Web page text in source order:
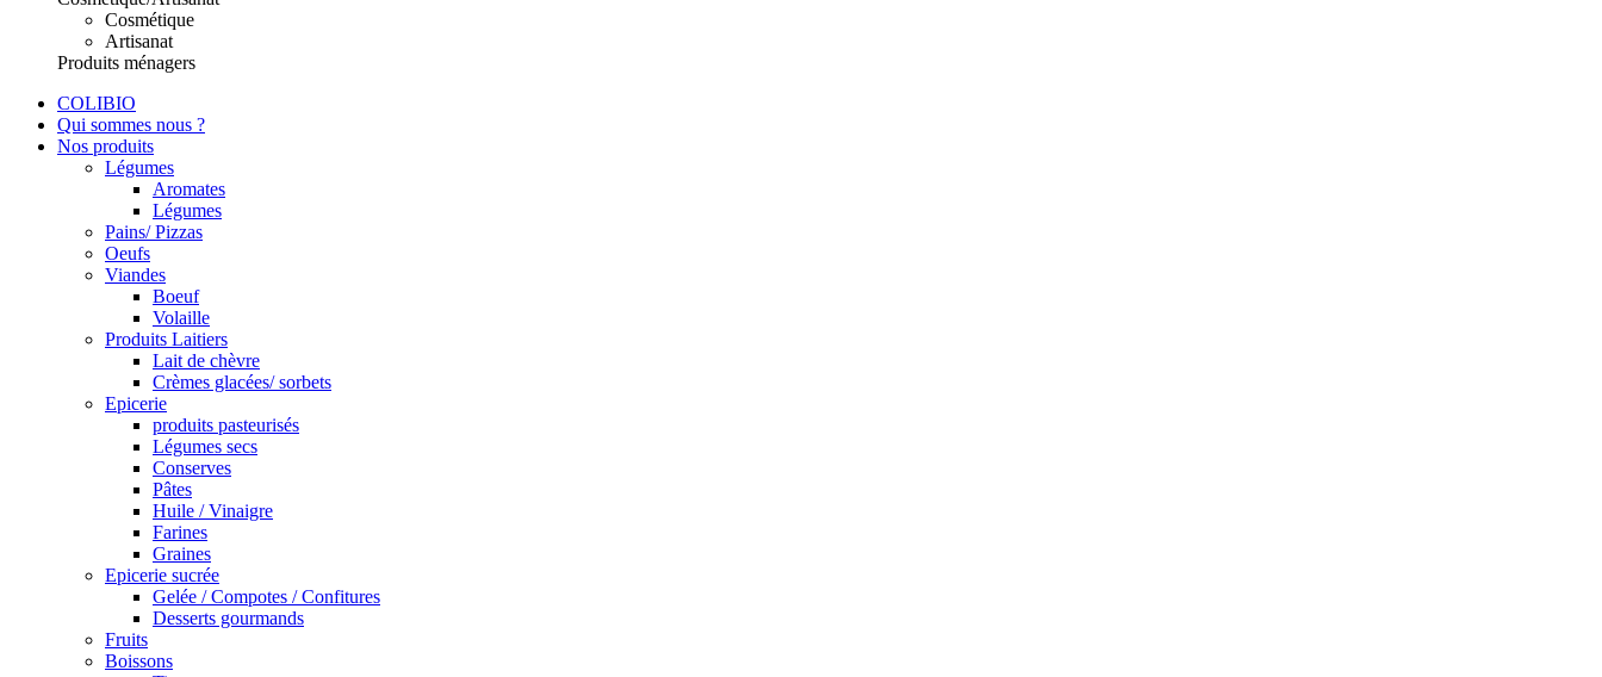
Cosmétique
Artisanat
Produits ménagers
COLIBIO
Qui sommes nous ?
Nos produits
Légumes
Aromates
Légumes
Pains/ Pizzas
Oeufs
Viandes
Boeuf
Volaille
Produits Laitiers
Lait de chèvre
Crèmes glacées/ sorbets
Epicerie
produits pasteurisés
Légumes secs
Conserves
Pâtes
Huile / Vinaigre
Farines
Graines
Epicerie sucrée
Gelée / Compotes / Confitures
Desserts gourmands
Fruits
Boissons